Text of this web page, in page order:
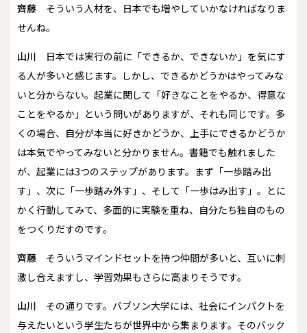
齊藤 そういう人材を、日本でも増やしていかなければなりま
せんね。
山川 日本では実行の前に「できるか、できないか」を気にす
る人が多いと感じます。しかし、できるかどうかはやってみな
いと分からない。起業に関して「好きなことをやるか、得意な
ことをやるか」という問いがありますが、それも同じです。多
くの場合、自分が本当に好きかどうか、上手にできるかどうか
は本気でやってみないと分かりません。書籍でも触れました
が、起業には3つのステップがあります。まず「一歩踏み出
す」、次に「一歩踏み外す」、そして「一歩はみ出す」。とに
かく行動してみて、多面的に実験を重ね、自分たち独自のもの
をつくりだすのです。
齊藤 そういうマインドセットを持つ仲間が多いと、互いに刺
激し合えますし、学習効果もさらに高まりそうです。
山川 その通りです。バブソン大学には、社会にインパクトを
与えたいという学生たちが世界中から集まります。そのバック